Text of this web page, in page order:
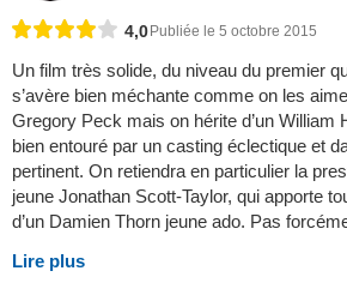
4,0 Publiée le 5 octobre 2015
Un film très solide, du niveau du premier
s’avère bien méchante comme on les
Gregory Peck mais on hérite d’un William
bien entouré par un casting éclectique et
pertinent. On retiendra en particulier la
jeune Jonathan Scott-Taylor, qui apporte
d’un Damien Thorn jeune ado. Pas
Lire plus